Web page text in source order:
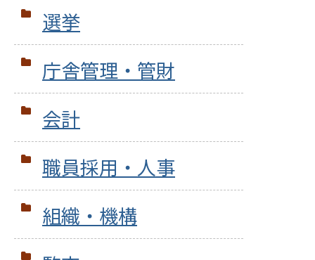
選挙
庁舎管理・管財
会計
職員採用・人事
組織・機構